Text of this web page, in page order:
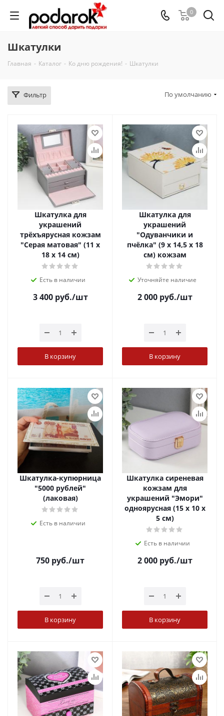
0
Шкатулки
Главная - Каталог - Ко дню рождения! - Шкатулки
Фильтр По умолчанию
Шкатулка для
украшений
трёхъярусная кожзам
"Серая матовая" (11 х
18 х 14 см)
Есть в наличии
3 400руб./шт
В корзину
Шкатулка для
украшений
"Одуванчики и
пчёлка" (9 х 14,5 х 18
см) кожзам
Уточняйте наличие
2 000руб./шт
В корзину
Шкатулка-купюрница
"5000 рублей"
(лаковая)
Есть в наличии
750 руб./шт
В корзину
Шкатулка сиреневая
кожзам для
украшений "Эмори"
одноярусная (15 х 10 х
5 см)
Есть в наличии
2 000руб./шт
В корзину